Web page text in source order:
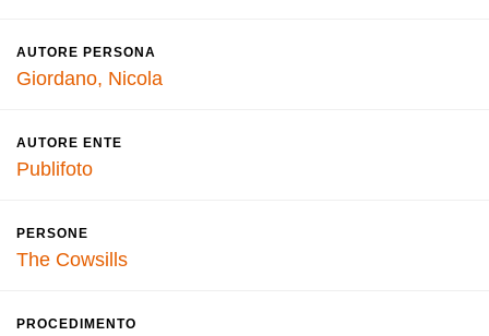
AUTORE PERSONA
Giordano, Nicola
AUTORE ENTE
Publifoto
PERSONE
The Cowsills
PROCEDIMENTO